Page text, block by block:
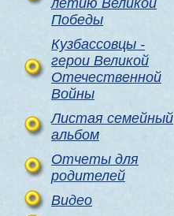
летию Великой
Победы
Кузбассовцы -
герои Великой
Отечественной
Войны
Листая семейный
альбом
Отчеты для
родителей
Видео